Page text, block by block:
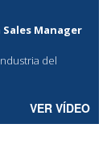
Manager
del
VER VÍDEO